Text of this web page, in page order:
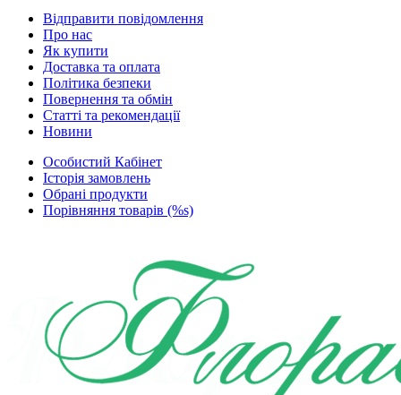
Відправити повідомлення
Про нас
Як купити
Доставка та оплата
Політика безпеки
Повернення та обмін
Статті та рекомендації
Новини
Особистий Кабінет
Історія замовлень
Обрані продукти
Порівняння товарів (%s)